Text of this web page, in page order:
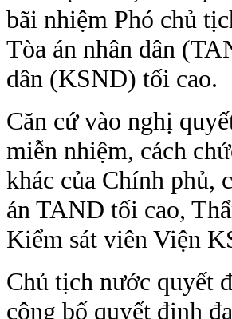
bãi nhiệm Phó chủ
Tòa án nhân dân
dân (KSND) tối cao.
Căn cứ vào nghị
miễn nhiệm, cách
khác của Chính phủ,
án TAND tối cao,
Kiểm sát viên Viện
Chủ tịch nước quyết
công bố quyết định